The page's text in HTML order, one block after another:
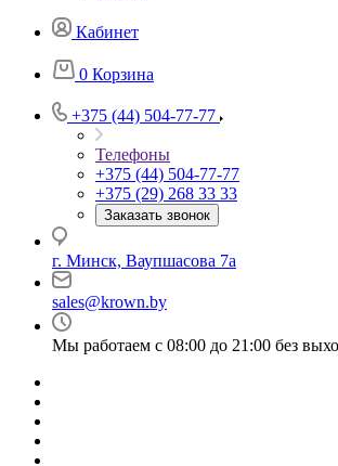
Кабинет
0 Корзина
+375 (44) 504-77-77
Телефоны
+375 (44) 504-77-77
+375 (29) 268 33 33
Заказать звонок
г. Минск, Ваупшасова 7а
sales@krown.by
Мы работаем с 08:00 до 21:00 без